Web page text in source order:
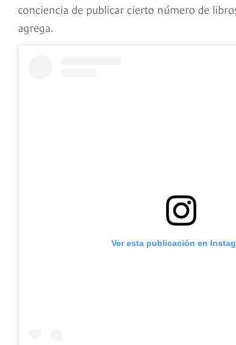
conciencia de publicar cierto número de
agrega.
Ver esta publicación en